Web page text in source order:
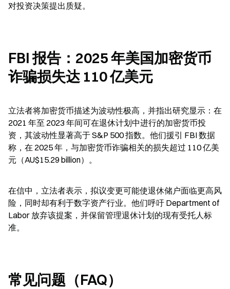
对投资决策提出质疑。
FBI 报告：2025 年美国加密货币
诈骗损失达 110 亿美元
立法者将加密货币描述为波动性极高，并指出研究显示：在
2021 年至 2023 年间可在退休计划中进行的加密货币投
资，其波动性显著高于 S&P 500 指数。他们援引 FBI 数据
称，在 2025 年，与加密货币诈骗相关的损失超过 110 亿美
元（AU$15.29 billion）。
在信中，立法者表示，拟议变更可能使退休储户面临更高风
险，同时却有利于数字资产行业。他们呼吁 Department of
Labor 放弃该提案，并保留管理退休计划的现有受托人标
准。
常见问题（FAQ）